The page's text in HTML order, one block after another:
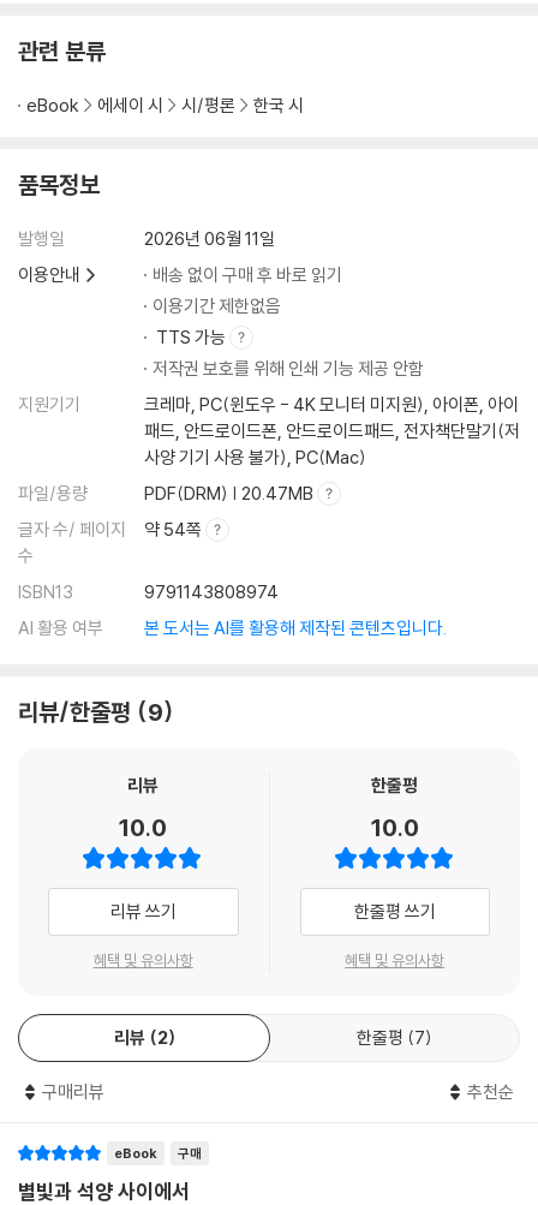
16. 지리산 천왕봉
18. 살아온 시간들에 대한 감사
20. 지혜로운 어른이 되고 싶다
시화집을 만드는 기쁨
관련 분류
eBook 에세이 시 시/평론 한국 시
품목정보
발행일
2026년 06월 11일
이용안내
배송 없이 구매 후 바로 읽기
이용기간 제한없음
TTS 가능
저작권 보호를 위해 인쇄 기능 제공 안함
지원기기
크레마, PC(윈도우 - 4K 모니터 미지원), 아이폰, 아이
패드, 안드로이드폰, 안드로이드패드, 전자책단말기(저
사양 기기 사용 불가), PC(Mac)
파일/용량
PDF(DRM) | 20.47MB
글자 수/ 페이지
수
약 54쪽
ISBN13
9791143808974
AI 활용 여부
본 도서는 AI를 활용해 제작된 콘텐츠입니다.
리뷰/한줄평 9
리뷰
10.0
리뷰 쓰기
혜택 및 유의사항
한줄평
10.0
한줄평 쓰기
혜택 및 유의사항
리뷰 2 한줄평 7
구매리뷰 추천순
eBook 구매
별빛과 석양 사이에서